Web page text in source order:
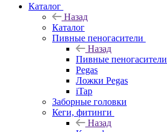
Каталог
Назад
Каталог
Пивные пеногасители
Назад
Пивные пеногасители
Pegas
Ложки Pegas
iTap
Заборные головки
Кеги, фитинги
Назад